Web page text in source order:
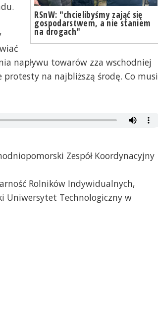
RSnW: "chcielibyśmy zająć się
gospodarstwem, a nie staniem
na drogach"
napływu towarów zza wschodniej
na najbliższą środę. Co musi
Zespół Koordynacyjny
Rolników Indywidualnych,
Uniwersytet Technologiczny w